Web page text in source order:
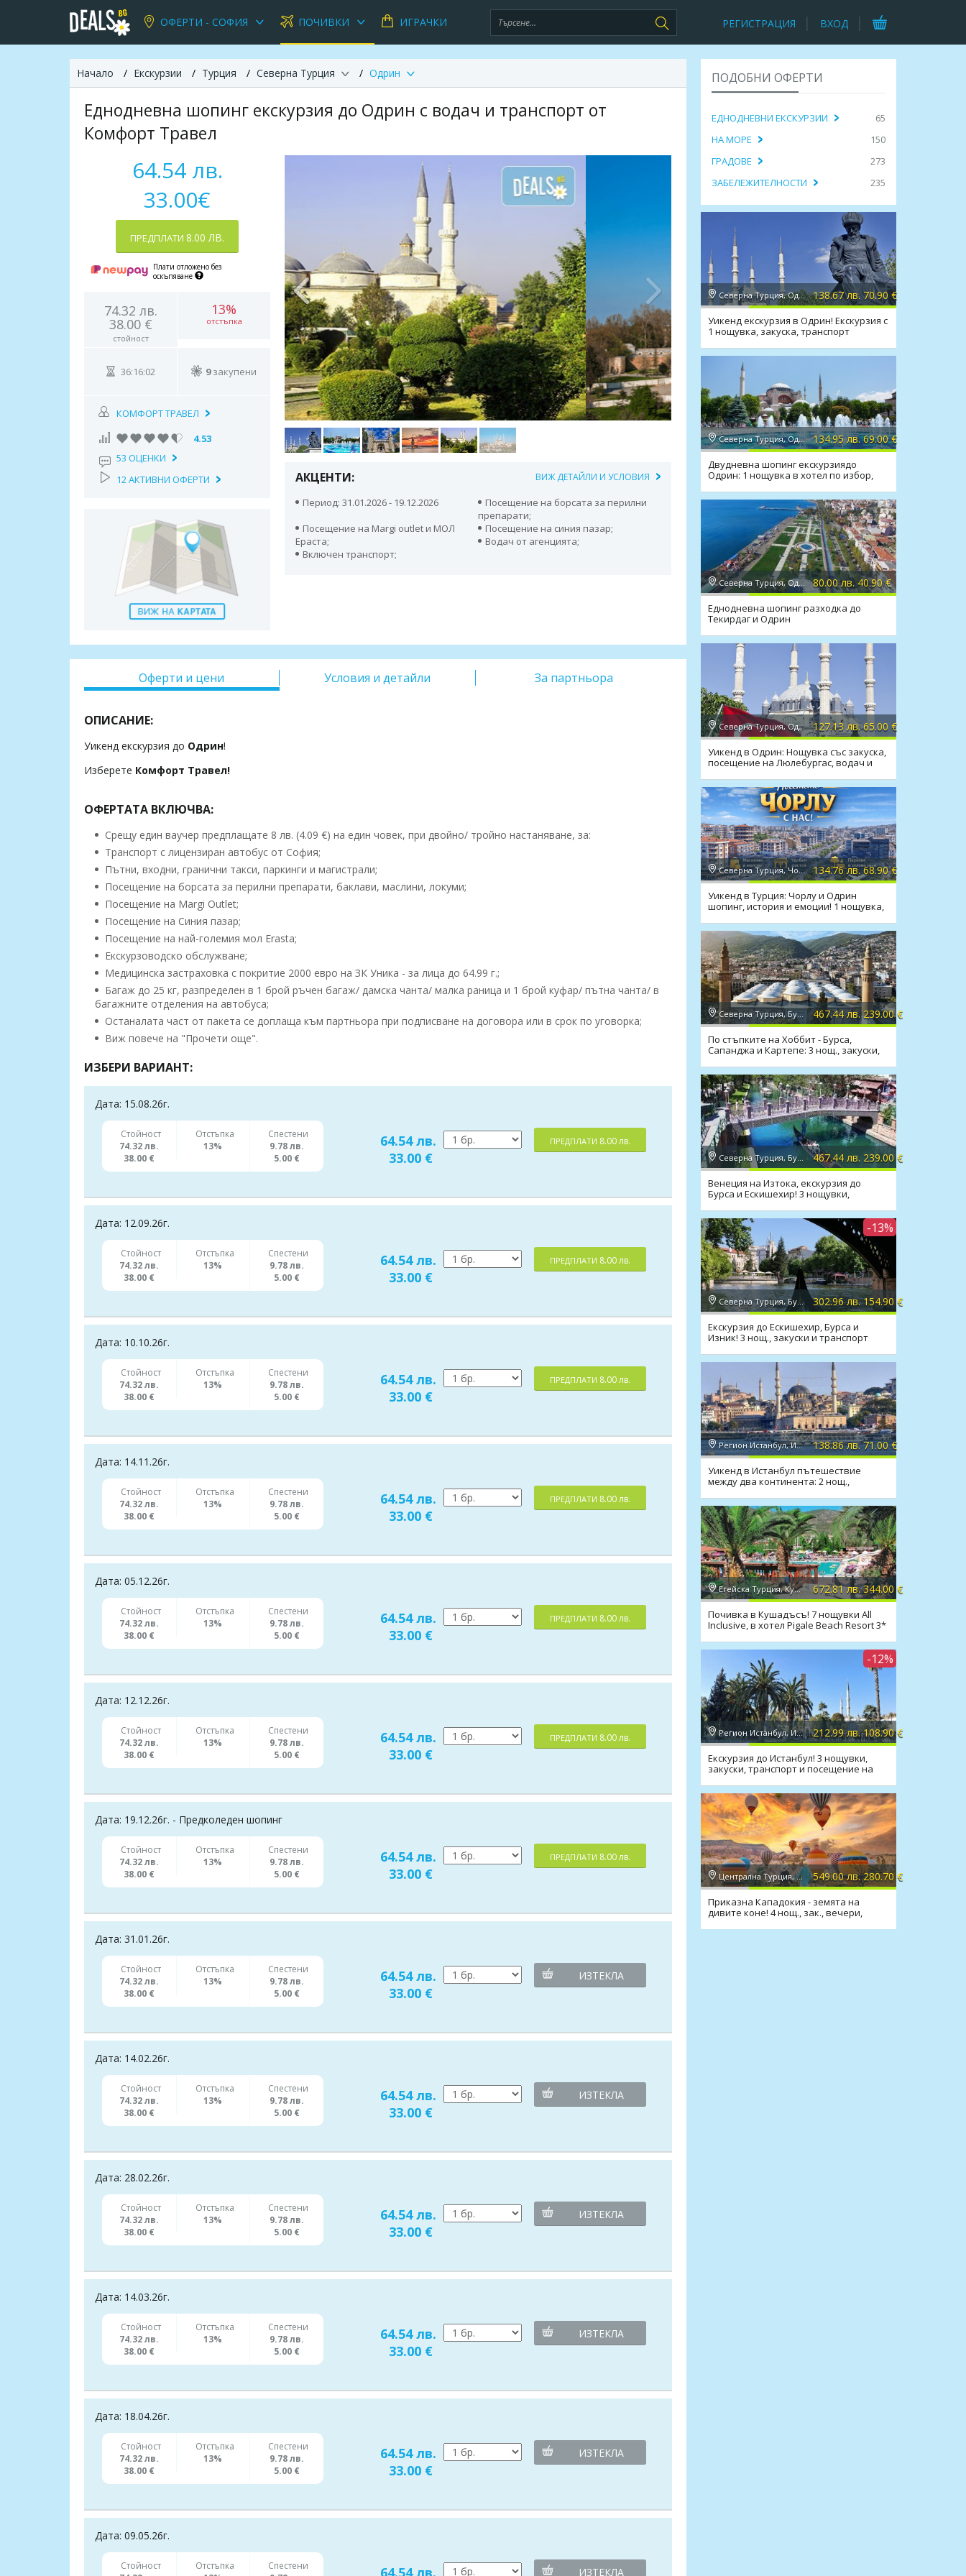
ОФЕРТИ - СОФИЯ ПОЧИВКИ ИГРАЧКИ РЕГИСТРАЦИЯ ВХОД
Начало Екскурзии Турция Северна Турция Одрин
Еднодневна шопинг екскурзия до Одрин с водач и транспорт от
Комфорт Травел
АКЦЕНТИ: ВИЖ ДЕТАЙЛИ И УСЛОВИЯ
Период: 31.01.2026 - 19.12.2026
Посещение на борсата за перилни
препарати;
Посещение на Мargi outlet и МОЛ
Ераста;
Посещение на синия пазар;
Водач от агенцията;
Включен транспорт;
64.54 лв.
33.00€
ПРЕДПЛАТИ8.00 ЛВ.
Плати отложено без
оскъпяване
74.32 лв.
38.00 €
стойност
13%
отстъпка
36:16:01 9закупени
КОМФОРТ ТРАВЕЛ
4.53
53 ОЦЕНКИ
12 АКТИВНИ ОФЕРТИ
Оферти и цени Условия и детайли За партньора
ОПИСАНИЕ:
Уикенд екскурзия до Одрин!
Изберете Комфорт Травел!
ОФЕРТАТА ВКЛЮЧВА:
Срещу един ваучер предплащате 8 лв. (4.09 €) на един човек, при двойно/ тройно настаняване, за:
Транспорт с лицензиран автобус от София;
Пътни, входни, гранични такси, паркинги и магистрали;
Посещение на борсата за перилни препарати, баклави, маслини, локуми;
Посещение на Margi Outlet;
Посещение на Синия пазар;
Посещение на най-големия мол Erasta;
Екскурзоводско обслужване;
Медицинска застраховка с покритие 2000 евро на ЗК Уника - за лица до 64.99 г.;
Багаж до 25 кг, разпределен в 1 брой ръчен багаж/ дамска чанта/ малка раница и 1 брой куфар/ пътна чанта/ в
багажните отделения на автобуса;
Останалата част от пакета се доплаща към партньора при подписване на договора или в срок по уговорка;
Виж повече на "Прочети още".
ИЗБЕРИ ВАРИАНТ:
Дата: 15.08.26г.
Стойност
74.32 лв.
38.00 €
Отстъпка
13%
Спестени
9.78 лв.
5.00 €
64.54 лв.
33.00 €
ПРЕДПЛАТИ 8.00 лв.
Дата: 12.09.26г.
Стойност
74.32 лв.
38.00 €
Отстъпка
13%
Спестени
9.78 лв.
5.00 €
64.54 лв.
33.00 €
ПРЕДПЛАТИ 8.00 лв.
Дата: 10.10.26г.
Стойност
74.32 лв.
38.00 €
Отстъпка
13%
Спестени
9.78 лв.
5.00 €
64.54 лв.
33.00 €
ПРЕДПЛАТИ 8.00 лв.
Дата: 14.11.26г.
Стойност
74.32 лв.
38.00 €
Отстъпка
13%
Спестени
9.78 лв.
5.00 €
64.54 лв.
33.00 €
ПРЕДПЛАТИ 8.00 лв.
Дата: 05.12.26г.
Стойност
74.32 лв.
38.00 €
Отстъпка
13%
Спестени
9.78 лв.
5.00 €
64.54 лв.
33.00 €
ПРЕДПЛАТИ 8.00 лв.
Дата: 12.12.26г.
Стойност
74.32 лв.
38.00 €
Отстъпка
13%
Спестени
9.78 лв.
5.00 €
64.54 лв.
33.00 €
ПРЕДПЛАТИ 8.00 лв.
Дата: 19.12.26г. - Предколеден шопинг
Стойност
74.32 лв.
38.00 €
Отстъпка
13%
Спестени
9.78 лв.
5.00 €
64.54 лв.
33.00 €
ПРЕДПЛАТИ 8.00 лв.
Дата: 31.01.26г.
Стойност
74.32 лв.
38.00 €
Отстъпка
13%
Спестени
9.78 лв.
5.00 €
64.54 лв.
33.00 €
ИЗТЕКЛА
Дата: 14.02.26г.
Стойност
74.32 лв.
38.00 €
Отстъпка
13%
Спестени
9.78 лв.
5.00 €
64.54 лв.
33.00 €
ИЗТЕКЛА
Дата: 28.02.26г.
Стойност
74.32 лв.
38.00 €
Отстъпка
13%
Спестени
9.78 лв.
5.00 €
64.54 лв.
33.00 €
ИЗТЕКЛА
Дата: 14.03.26г.
Стойност
74.32 лв.
38.00 €
Отстъпка
13%
Спестени
9.78 лв.
5.00 €
64.54 лв.
33.00 €
ИЗТЕКЛА
Дата: 18.04.26г.
Стойност
74.32 лв.
38.00 €
Отстъпка
13%
Спестени
9.78 лв.
5.00 €
64.54 лв.
33.00 €
ИЗТЕКЛА
Дата: 09.05.26г.
Стойност
Отстъпка
Спестени
ИЗТЕКЛА
ПОДОБНИ ОФЕРТИ
ЕДНОДНЕВНИ ЕКСКУРЗИИ
65
НА МОРЕ
150
ГРАДОВЕ
273
ЗАБЕЛЕЖИТЕЛНОСТИ
235
Северна Турция, Одрин 138.67 лв. 70.90 €
Уикенд екскурзия в Одрин! Екскурзия с
1 нощувка, закуска, транспорт
Северна Турция, Одрин 134.95 лв. 69.00 €
Двудневна шопинг екскурзиядо
Одрин: 1 нощувка в хотел по избор,
Северна Турция, Одрин 80.00 лв. 40.90 €
Еднодневна шопинг разходка до
Текирдаг и Одрин
Северна Турция, Одрин 127.13 лв. 65.00 €
Уикенд в Одрин: Нощувка със закуска,
посещение на Люлебургас, водач и
Северна Турция, Чорлу 134.76 лв. 68.90 €
Уикенд в Турция: Чорлу и Одрин
шопинг, история и емоции! 1 нощувка,
Северна Турция, Бурса 467.44 лв. 239.00 €
По стъпките на Хоббит - Бурса,
Сапанджа и Картепе: 3 нощ., закуски,
Северна Турция, Бурса 467.44 лв. 239.00 €
Венеция на Изтока, екскурзия до
Бурса и Ескишехир! 3 нощувки,
-13%
Северна Турция, Бурса 302.96 лв. 154.90 €
Екскурзия до Ескишехир, Бурса и
Изник! 3 нощ., закуски и транспорт
Регион Истанбул, Истанбул 138.86 лв. 71.00 €
Уикенд в Истанбул пътешествие
между два континента: 2 нощ.,
Егейска Турция, Кушадасъ 672.81 лв. 344.00 €
Почивка в Кушадъсъ! 7 нощувки All
Inclusive, в хотел Pigale Beach Resort 3*
-12%
Регион Истанбул, Истанбул 212.99 лв. 108.90 €
Екскурзия до Истанбул! 3 нощувки,
закуски, транспорт и посещение на
Централна Турция, Кападокия 549.00 лв. 280.70 €
Приказна Кападокия - земята на
дивите коне! 4 нощ., зак., вечери,